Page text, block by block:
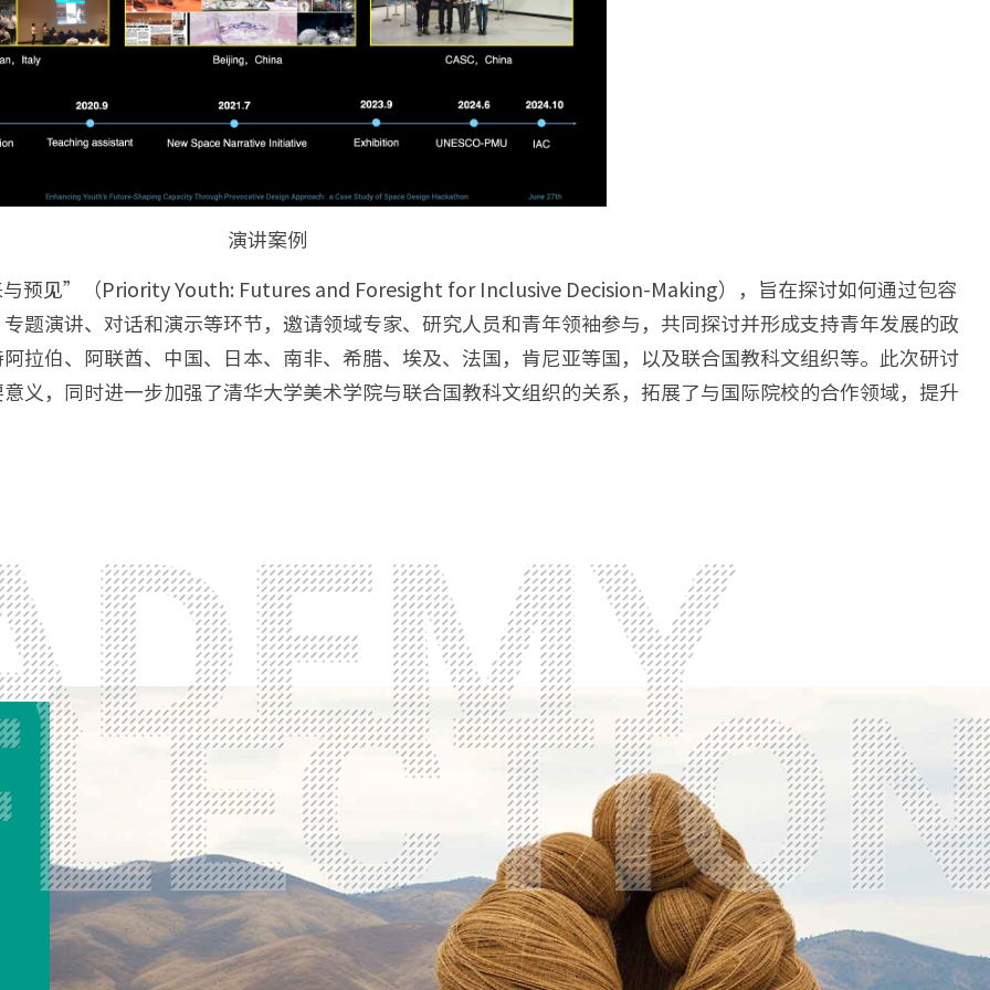
演讲案例
预见”（Priority Youth: Futures and Foresight for Inclusive Decision-Making），旨在探讨如何通过包容
题演讲、对话和演示等环节，邀请领域专家、研究人员和青年领袖参与，共同探讨并形成支持青年发展的政
拉伯、阿联酋、中国、日本、南非、希腊、埃及、法国，肯尼亚等国，以及联合国教科文组织等。此次研讨
义，同时进一步加强了清华大学美术学院与联合国教科文组织的关系，拓展了与国际院校的合作领域，提升